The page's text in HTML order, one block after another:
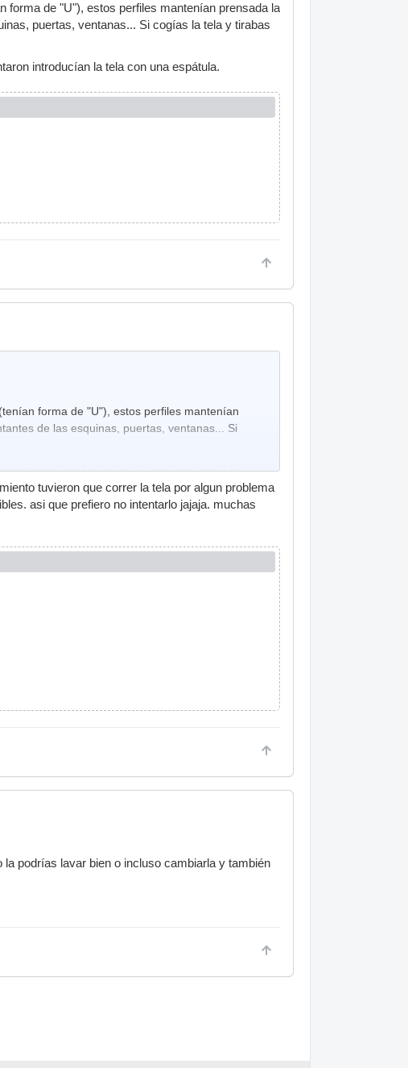
forma de "U"), estos perfiles mantenían prensada la
puertas, ventanas... Si cogías la tela y tirabas
introducían la tela con una espátula.
forma de "U"), estos perfiles mantenían
de las esquinas, puertas, ventanas... Si
introducían la tela con una espátula.
tuvieron que correr la tela por algun problema
asi que prefiero no intentarlo jajaja. muchas
podrías lavar bien o incluso cambiarla y también